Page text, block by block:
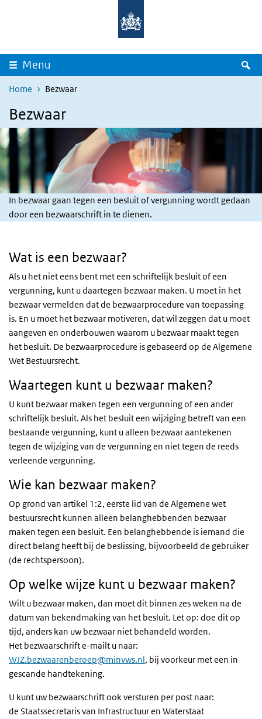
Menu
Home Bezwaar
Bezwaar
In bezwaar gaan tegen een besluit of vergunning wordt gedaan
door een bezwaarschrift in te dienen.
Wat is een bezwaar?
Als u het niet eens bent met een schriftelijk besluit of een
vergunning, kunt u daartegen bezwaar maken. U moet in het
bezwaar vermelden dat de bezwaarprocedure van toepassing
is. En u moet het bezwaar motiveren, dat wil zeggen dat u moet
aangeven en onderbouwen waarom u bezwaar maakt tegen
het besluit. De bezwaarprocedure is gebaseerd op de Algemene
Wet Bestuursrecht.
Waartegen kunt u bezwaar maken?
U kunt bezwaar maken tegen een vergunning of een ander
schriftelijk besluit. Als het besluit een wijziging betreft van een
bestaande vergunning, kunt u alleen bezwaar aantekenen
tegen de wijziging van de vergunning en niet tegen de reeds
verleende vergunning.
Wie kan bezwaar maken?
Op grond van artikel 1:2, eerste lid van de Algemene wet
bestuursrecht kunnen alleen belanghebbenden bezwaar
maken tegen een besluit. Een belanghebbende is iemand die
direct belang heeft bij de beslissing, bijvoorbeeld de gebruiker
(de rechtspersoon).
Op welke wijze kunt u bezwaar maken?
Wilt u bezwaar maken, dan moet dit binnen zes weken na de
datum van bekendmaking van het besluit. Let op: doe dit op
tijd, anders kan uw bezwaar niet behandeld worden.
Het bezwaarschrift e-mailt u naar:
WJZ.bezwaarenberoep@minvws.nl, bij voorkeur met een in
gescande handtekening.
U kunt uw bezwaarschrift ook versturen per post naar:
de Staatssecretaris van Infrastructuur en Waterstaat